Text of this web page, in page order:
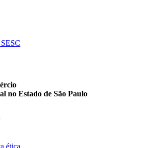
no Estado de São Paulo